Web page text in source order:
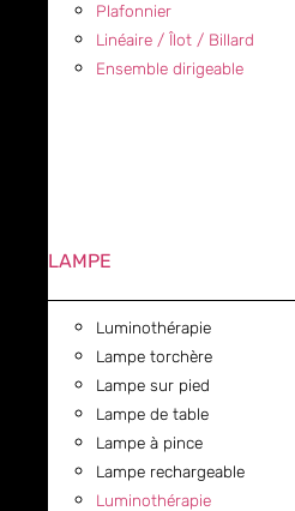
Plafonnier
Linéaire / Îlot / Billard
Ensemble dirigeable
LAMPE
Luminothérapie
Lampe torchère
Lampe sur pied
Lampe de table
Lampe à pince
Lampe rechargeable
Luminothérapie